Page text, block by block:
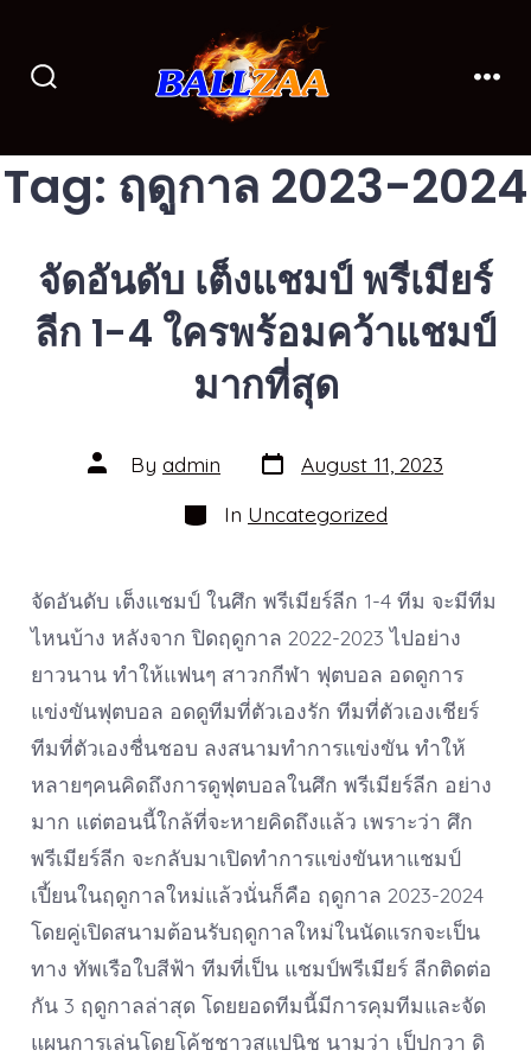
content
Tag: ฤดูกาล 2023-2024
จัดอันดับ เต็งแชมป์ พรีเมียร์
ลีก 1-4 ใครพร้อมคว้าแชมป์
มากที่สุด
Post
author
By admin Post
date
August 11, 2023
Categories
In Uncategorized
จัดอันดับ เต็งแชมป์ ในศึก พรีเมียร์ลีก 1-4 ทีม จะมีทีม
ไหนบ้าง หลังจาก ปิดฤดูกาล 2022-2023 ไปอย่าง
ยาวนาน ทำให้แฟนๆ สาวกกีฬา ฟุตบอล อดดูการ
แข่งขันฟุตบอล อดดูทีมที่ตัวเองรัก ทีมที่ตัวเองเชียร์
ทีมที่ตัวเองชื่นชอบ ลงสนามทำการแข่งขัน ทำให้
หลายๆคนคิดถึงการดูฟุตบอลในศึก พรีเมียร์ลีก อย่าง
มาก แต่ตอนนี้ใกล้ที่จะหายคิดถึงแล้ว เพราะว่า ศึก
พรีเมียร์ลีก จะกลับมาเปิดทำการแข่งขันหาแชมป์
เปี้ยนในฤดูกาลใหม่แล้วนั่นก็คือ ฤดูกาล 2023-2024
โดยคู่เปิดสนามต้อนรับฤดูกาลใหม่ในนัดแรกจะเป็น
ทาง ทัพเรือใบสีฟ้า ทีมที่เป็น แชมป์พรีเมียร์ ลีกติดต่อ
กัน 3 ฤดูกาลล่าสุด โดยยอดทีมนี้มีการคุมทีมและจัด
แผนการเล่นโดยโค้ชชาวสแปนิช นามว่า เป็ปกวา ดิ